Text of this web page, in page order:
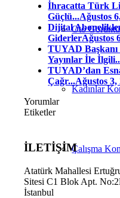
Oto
Kadınlar
Çalışma
İhracatta Türk
Güçlü...Ağustos
Dijital
GiderlerAğustos
TUYAD
Yayınlar İle
TUYAD’dan
Çağr...Ağustos 3,
Yorumlar
Etiketler
İLETİŞİM
Atatürk Mahallesi
Sitesi C1 Blok Apt.
İstanbul